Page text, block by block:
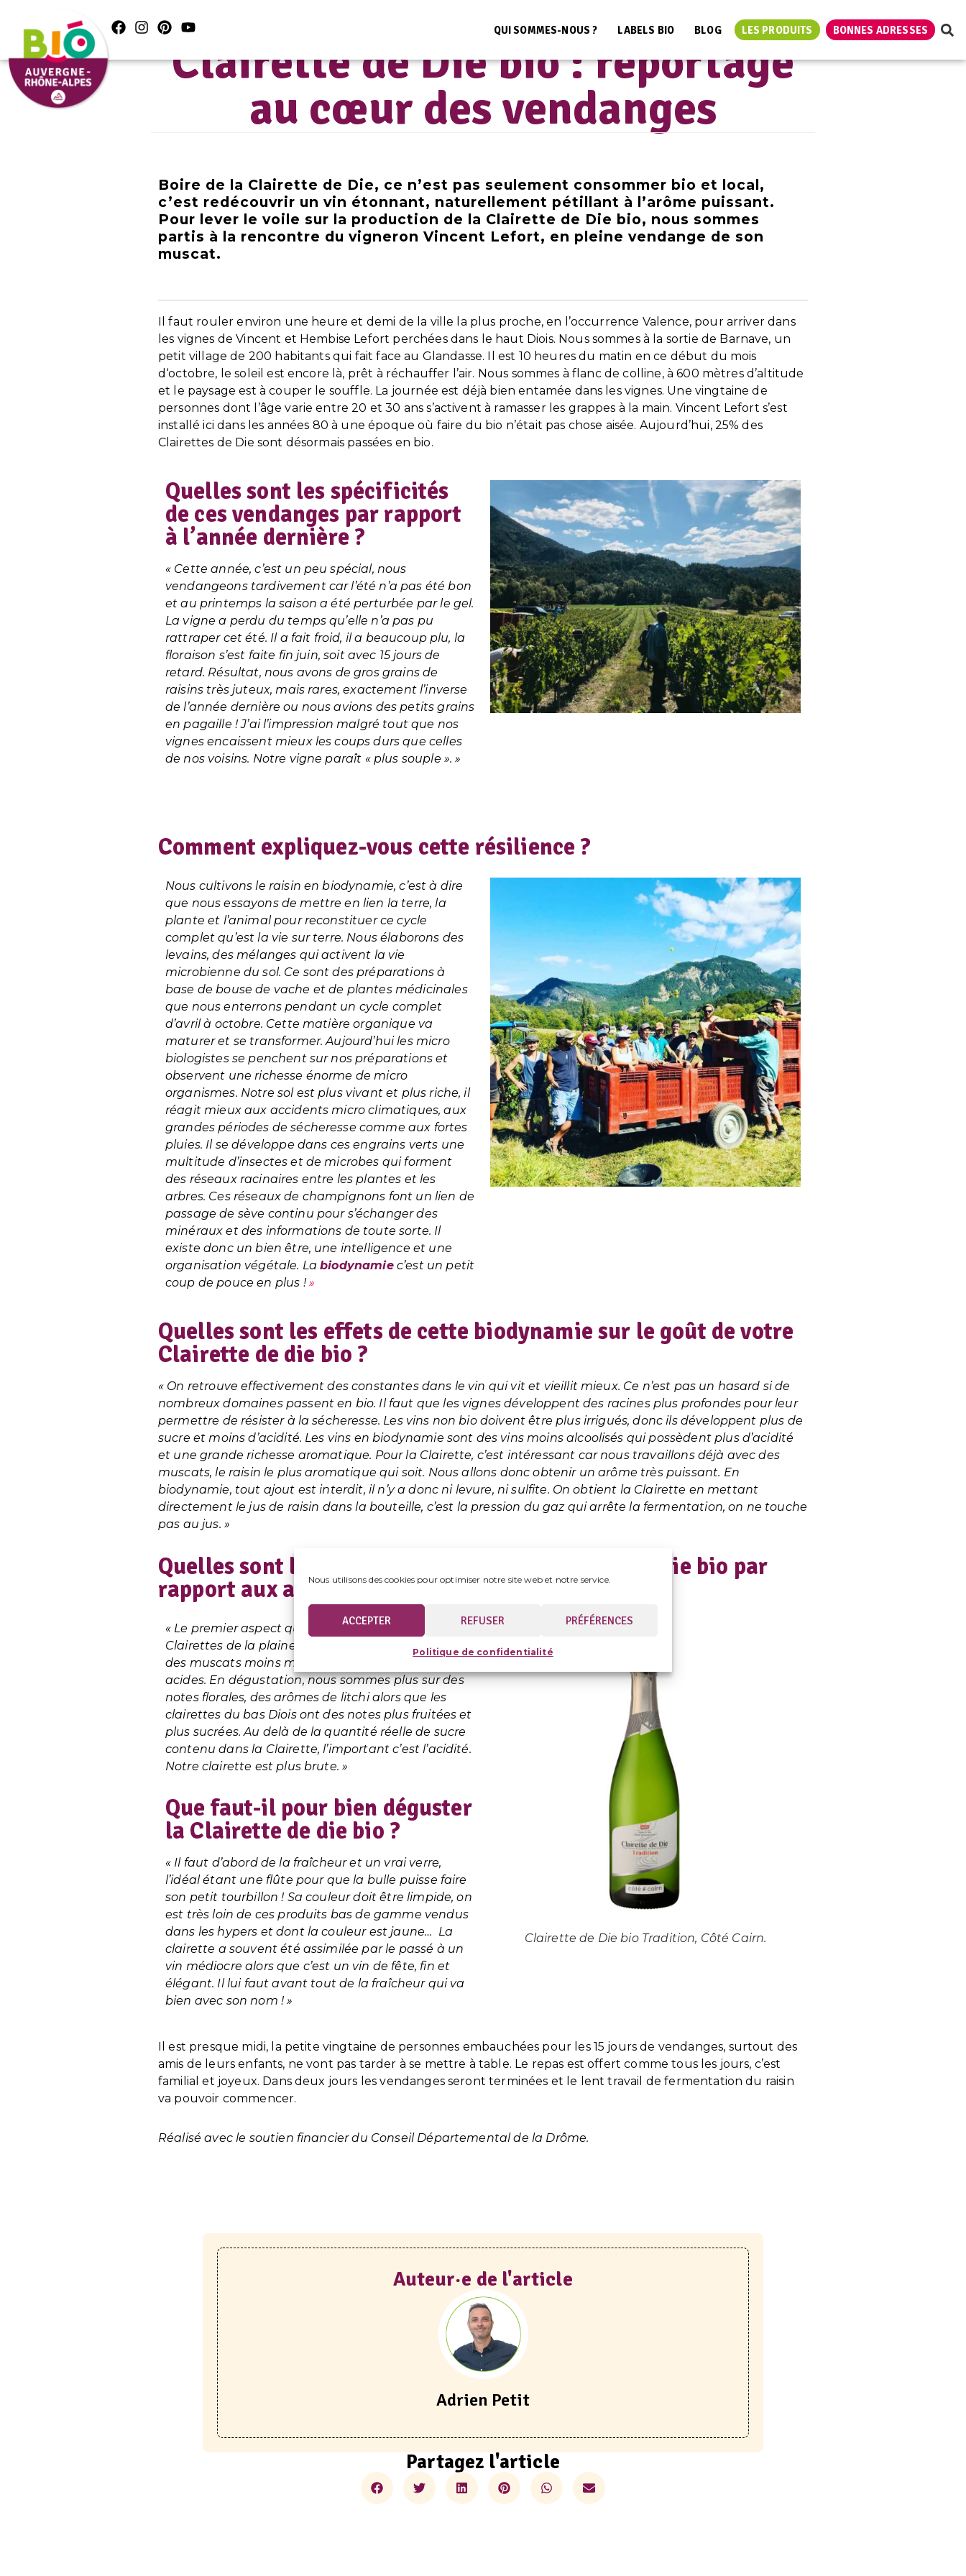
Nous utilisons des cookies pour optimiser notre site web et notre service.
ACCEPTER REFUSER PRÉFÉRENCES
Politique de confidentialité
QUI SOMMES-NOUS ? LABELS BIO BLOG LES PRODUITS BONNES ADRESSES
LE BLOG BIO AUVERGNE RHÔNE-ALPES
Clairette de Die bio : reportage
au cœur des vendanges
Boire de la Clairette de Die, ce n’est pas seulement consommer bio et local,
c’est redécouvrir un vin étonnant, naturellement pétillant à l’arôme puissant.
Pour lever le voile sur la production de la Clairette de Die bio, nous sommes
partis à la rencontre du vigneron Vincent Lefort, en pleine vendange de son
muscat.
Il faut rouler environ une heure et demi de la ville la plus proche, en l’occurrence Valence, pour arriver dans
les vignes de Vincent et Hembise Lefort perchées dans le haut Diois. Nous sommes à la sortie de Barnave, un
petit village de 200 habitants qui fait face au Glandasse. Il est 10 heures du matin en ce début du mois
d‘octobre, le soleil est encore là, prêt à réchauffer l’air. Nous sommes à flanc de colline, à 600 mètres d’altitude
et le paysage est à couper le souffle. La journée est déjà bien entamée dans les vignes. Une vingtaine de
personnes dont l’âge varie entre 20 et 30 ans s’activent à ramasser les grappes à la main. Vincent Lefort s’est
installé ici dans les années 80 à une époque où faire du bio n’était pas chose aisée. Aujourd’hui, 25% des
Clairettes de Die sont désormais passées en bio.
Quelles sont les spécificités
de ces vendanges par rapport
à l’année dernière ?
« Cette année, c’est un peu spécial, nous
vendangeons tardivement car l’été n’a pas été bon
et au printemps la saison a été perturbée par le gel.
La vigne a perdu du temps qu’elle n’a pas pu
rattraper cet été. Il a fait froid, il a beaucoup plu, la
floraison s’est faite fin juin, soit avec 15 jours de
retard. Résultat, nous avons de gros grains de
raisins très juteux, mais rares, exactement l’inverse
de l’année dernière ou nous avions des petits grains
en pagaille ! J’ai l’impression malgré tout que nos
vignes encaissent mieux les coups durs que celles
de nos voisins. Notre vigne paraît « plus souple ». »
Comment expliquez-vous cette résilience ?
Nous cultivons le raisin en biodynamie, c’est à dire
que nous essayons de mettre en lien la terre, la
plante et l’animal pour reconstituer ce cycle
complet qu’est la vie sur terre. Nous élaborons des
levains, des mélanges qui activent la vie
microbienne du sol. Ce sont des préparations à
base de bouse de vache et de plantes médicinales
que nous enterrons pendant un cycle complet
d’avril à octobre. Cette matière organique va
maturer et se transformer.Aujourd’hui les micro
biologistes se penchent sur nos préparations et
observent une richesse énorme de micro
organismes. Notre sol est plus vivant et plus riche, il
réagit mieux aux accidents micro climatiques, aux
grandes périodes de sécheresse comme aux fortes
pluies. Il se développe dans ces engrains verts une
multitude d’insectes et de microbes qui forment
des réseaux racinaires entre les plantes et les
arbres. Ces réseaux de champignons font un lien de
passage de sève continu pour s’échanger des
minéraux et des informations de toute sorte. Il
existe donc un bien être, une intelligence et une
organisation végétale. Labiodynamiec’est un petit
coup de pouce en plus ! »
Quelles sont les effets de cette biodynamie sur le goût de votre
Clairette de die bio ?
« On retrouve effectivement des constantes dans le vin qui vit et vieillit mieux. Ce n’est pas un hasard si de
nombreux domaines passent en bio. Il faut que les vignes développent des racines plus profondes pour leur
permettre de résister à la sécheresse. Les vins non bio doivent être plus irrigués, donc ils développent plus de
sucre et moins d’acidité. Les vins en biodynamie sont des vins moins alcoolisés qui possèdent plus d’acidité
et une grande richesse aromatique. Pour la Clairette, c’est intéressant car nous travaillons déjà avec des
muscats, le raisin le plus aromatique qui soit. Nous allons donc obtenir un arôme très puissant. En
biodynamie, tout ajout est interdit, il n’y a donc ni levure, ni sulfite. On obtient la Clairette en mettant
directement le jus de raisin dans la bouteille, c’est la pression du gaz qui arrête la fermentation, on ne touche
pas au jus. »
Quelles sont les spécificités de votre Clairette de die bio par
rapport aux autres clairettes ?
« Le premier aspect qui nous différencie des
Clairettes de la plaine est que nous travaillons avec
des muscats moins murs et donc un peu plus
acides. En dégustation, nous sommes plus sur des
notes florales, des arômes de litchi alors que les
clairettes du bas Diois ont des notes plus fruitées et
plus sucrées. Au delà de la quantité réelle de sucre
contenu dans la Clairette, l’important c’est l’acidité.
Notre clairette est plus brute. »
Que faut-il pour bien déguster
la Clairette de die bio ?
« Il faut d’abord de la fraîcheur et un vrai verre,
l’idéal étant une flûte pour que la bulle puisse faire
son petit tourbillon ! Sa couleur doit être limpide, on
est très loin de ces produits bas de gamme vendus
dans les hypers et dont la couleur est jaune… La
clairette a souvent été assimilée par le passé à un
vin médiocre alors que c’est un vin de fête, fin et
élégant. Il lui faut avant tout de la fraîcheur qui va
bien avec son nom ! »
Clairette de Die bio Tradition, Côté Cairn.
Il est presque midi, la petite vingtaine de personnes embauchées pour les 15 jours de vendanges, surtout des
amis de leurs enfants, ne vont pas tarder à se mettre à table. Le repas est offert comme tous les jours, c’est
familial et joyeux. Dans deux jours les vendanges seront terminées et le lent travail de fermentation du raisin
va pouvoir commencer.
Réalisé avec le soutien financier du Conseil Départemental de la Drôme.
Auteur·e de l'article
Adrien Petit
Partagez l'article